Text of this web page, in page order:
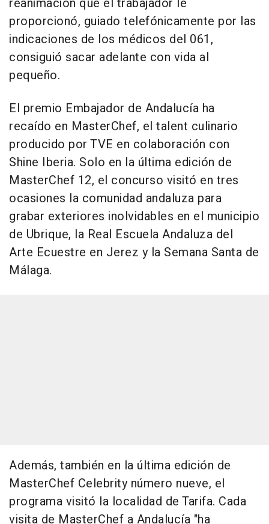
reanimación que el trabajador le
proporcionó, guiado telefónicamente por las
indicaciones de los médicos del 061,
consiguió sacar adelante con vida al
pequeño.
El premio Embajador de Andalucía ha
recaído en MasterChef, el talent culinario
producido por TVE en colaboración con
Shine Iberia. Solo en la última edición de
MasterChef 12, el concurso visitó en tres
ocasiones la comunidad andaluza para
grabar exteriores inolvidables en el municipio
de Ubrique, la Real Escuela Andaluza del
Arte Ecuestre en Jerez y la Semana Santa de
Málaga.
Además, también en la última edición de
MasterChef Celebrity número nueve, el
programa visitó la localidad de Tarifa. Cada
visita de MasterChef a Andalucía "ha